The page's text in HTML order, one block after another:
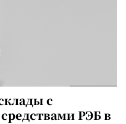
с
РЭБ в